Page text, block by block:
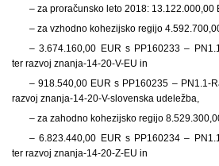
– za proračunsko leto 2018: 13.122.000,00
– za vzhodno kohezijsko regijo
–3.674.160,00 EUR s PP160233 –
ter razvoj znanja-14-20-V-EU in
–918.540,00 EUR s PP160235 – PN1.1-
razvoj znanja-14-20-V-slovenska udeležba,
– za zahodno kohezijsko regijo
–6.823.440,00 EUR s PP160234 –
ter razvoj znanja-14-20-Z-EU in